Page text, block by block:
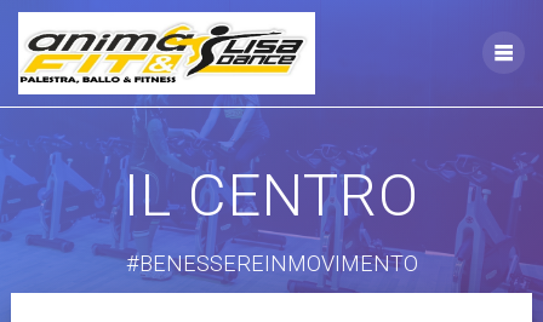
Vai
al
contenuto
IL CENTRO
#BENESSEREINMOVIMENTO